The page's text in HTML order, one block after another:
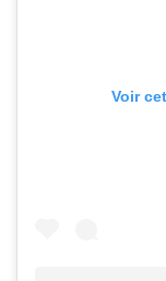
Voir